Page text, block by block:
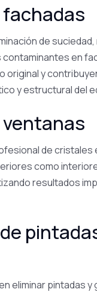
fachadas
de suciedad,
en
original y
y estructural del
ventanas
de cristales
como
resultados
eliminar pintadas y